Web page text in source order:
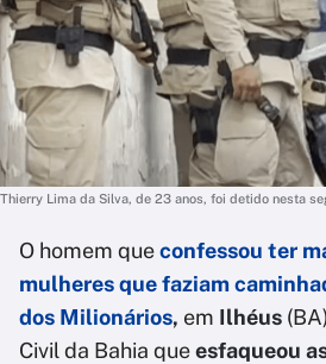
Thierry Lima da Silva, de 23 anos, foi detido nesta
O homem queconfessou ter
mulheres que faziam
dos Milionários, em Ilhéus
Civil da Bahia queesfaqueou